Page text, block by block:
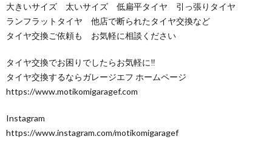
大きいサイズ 太いサイズ 低扁平タイヤ 引っ張りタイヤ
ランフラットタイヤ 他店で断られたタイヤ交換など
タイヤ交換ご依頼も お気軽に相談ください
タイヤ交換でお困りでしたらお気軽に‼
タイヤ交換するならガレージエフ ホームページ
https://www.motikomigaragef.com
Instagram
https://www.instagram.com/motikomigaragef